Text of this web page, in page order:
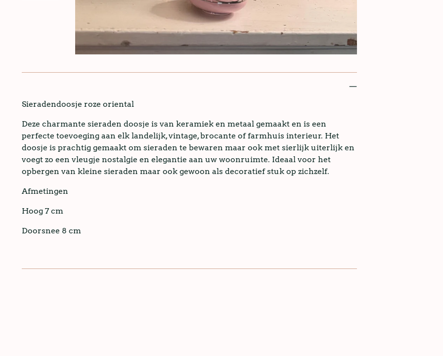
Sieradendoosje roze oriental
Deze charmante sieraden doosje is van keramiek en metaal gemaakt en is een
perfecte toevoeging aan elk landelijk, vintage, brocante of farmhuis interieur. Het
doosje is prachtig gemaakt om sieraden te bewaren maar ook met sierlijk uiterlijk en
voegt zo een vleugje nostalgie en elegantie aan uw woonruimte. Ideaal voor het
opbergen van kleine sieraden maar ook gewoon als decoratief stuk op zichzelf.
Afmetingen
Hoog 7 cm
Doorsnee 8 cm